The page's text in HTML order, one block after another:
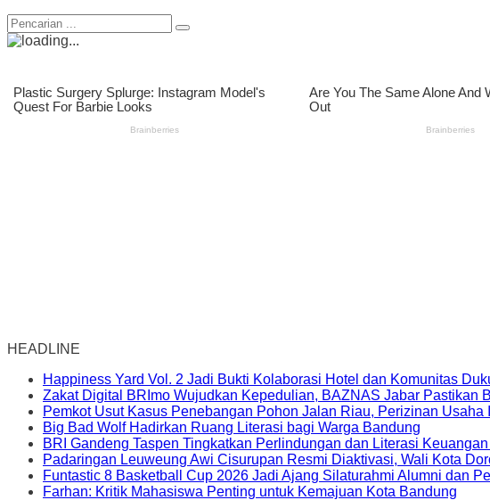
HEADLINE
Happiness Yard Vol. 2 Jadi Bukti Kolaborasi Hotel dan Komunitas
Zakat Digital BRImo Wujudkan Kepedulian, BAZNAS Jabar Pastikan
Pemkot Usut Kasus Penebangan Pohon Jalan Riau, Perizinan Usaha
Big Bad Wolf Hadirkan Ruang Literasi bagi Warga Bandung
BRI Gandeng Taspen Tingkatkan Perlindungan dan Literasi
Padaringan Leuweung Awi Cisurupan Resmi Diaktivasi, Wali Kota
Funtastic 8 Basketball Cup 2026 Jadi Ajang Silaturahmi Alumni dan
Farhan: Kritik Mahasiswa Penting untuk Kemajuan Kota Bandung